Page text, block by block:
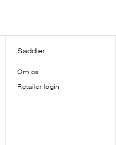
Saddler
Om os
Retailer login